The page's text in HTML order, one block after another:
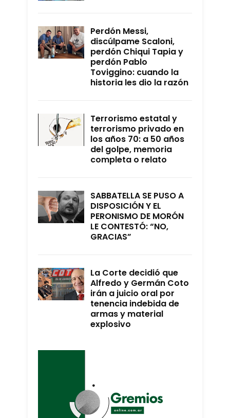
Perdón Messi,
discúlpame Scaloni,
perdón Chiqui Tapia y
perdón Pablo
Toviggino: cuando la
historia les dio la razón
Terrorismo estatal y
terrorismo privado en
los años 70: a 50 años
del golpe, memoria
completa o relato
SABBATELLA SE PUSO A
DISPOSICIÓN Y EL
PERONISMO DE MORÓN
LE CONTESTÓ: “NO,
GRACIAS”
La Corte decidió que
Alfredo y Germán Coto
irán a juicio oral por
tenencia indebida de
armas y material
explosivo